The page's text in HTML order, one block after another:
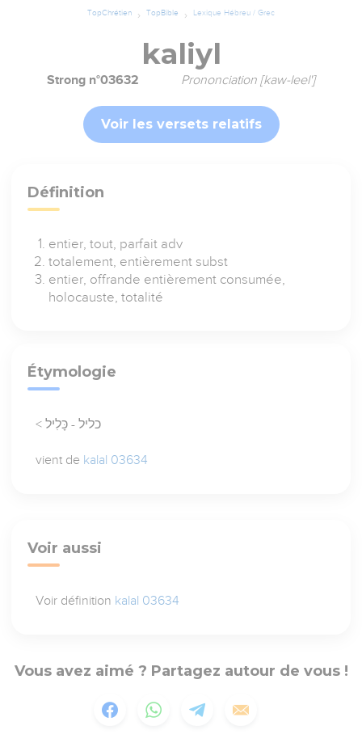
TopChrétien TopBible Lexique Hébreu / Grec
kaliyl
Strong n°03632 Prononciation [kaw-leel']
Voir les versets relatifs
Définition
entier, tout, parfait adv
totalement, entièrement subst
entier, offrande entièrement consumée,
holocauste, totalité
Étymologie
< כליל - כָּלִיל
vient de kalal 03634
Voir aussi
Voir définition kalal 03634
Vous avez aimé ? Partagez autour de vous !